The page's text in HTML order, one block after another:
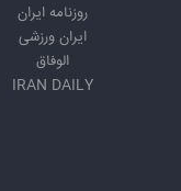
روزنامه ایران
ایران ورزشی
الوفاق
IRAN DAILY